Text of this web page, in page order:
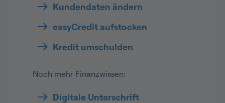
Kundendaten ändern
easyCredit aufstocken
Kredit umschulden
Noch mehr Finanzwissen:
Digitale Unterschrift